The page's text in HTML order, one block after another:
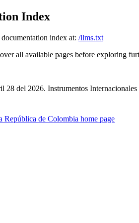
Index
index at: /llms.txt
all available pages before exploring
28 del 2026. Instrumentos Internacionales
República de Colombia home page